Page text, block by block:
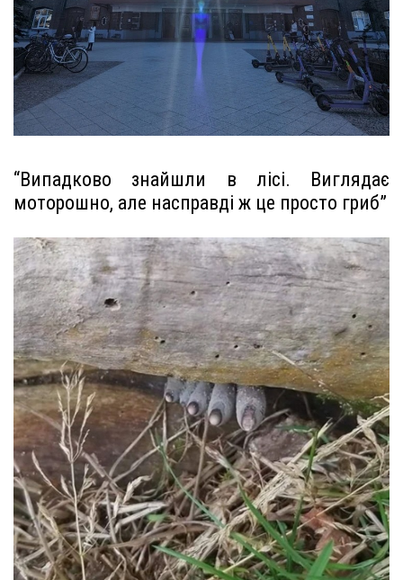
“Випадково знайшли в лісі. Виглядає
моторошно, але насправді ж це просто гриб”